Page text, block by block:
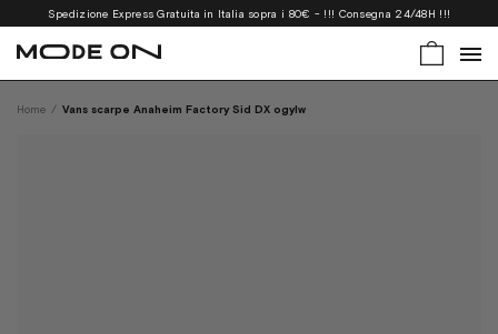
Spedizione Express Gratuita in Italia sopra i 80€ - !!! Consegna 24/48H !!!
Home / Vans scarpe Anaheim Factory Sid DX ogylw